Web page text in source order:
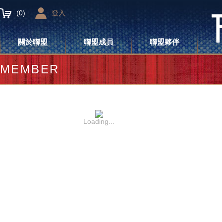
(0) 登入
關於聯盟 聯盟成員 聯盟夥伴
MEMBER
Loading...